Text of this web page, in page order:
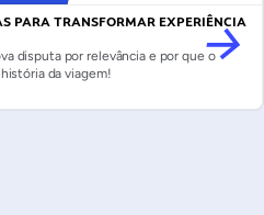
PARA TRANSFORMAR EXPERIÊNCIA
disputa por relevância e por que o
da viagem!